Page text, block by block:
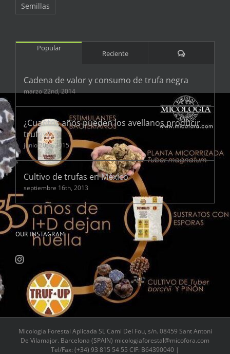
Semillas
Popular
Reciente Comentarios
Cadena de valor y consumo de trufa negra
marzo 22nd, 2014
¿Cuantos años pueden los avellanos producir
trufas?
junio 20th, 2015
Cultivo de trufas en México
septiembre 16th, 2013
OUR INSTAGRAM
Micologia Forestal Aplicada SL Cami Del Fou, s/n. 08459 Sant Antoni
De Vilamajor. Barcelona (SPAIN) micologiaforestal@micofora.com
Tel/Fax: (+34) 93 815 54 55 CIF: B64390040 |